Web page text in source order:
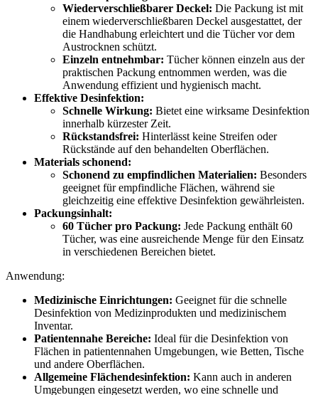
Wiederverschließbarer Deckel: Die Packung ist mit
einem wiederverschließbaren Deckel ausgestattet, der
die Handhabung erleichtert und die Tücher vor dem
Austrocknen schützt.
Einzeln entnehmbar: Tücher können einzeln aus der
praktischen Packung entnommen werden, was die
Anwendung effizient und hygienisch macht.
Effektive Desinfektion:
Schnelle Wirkung: Bietet eine wirksame Desinfektion
innerhalb kürzester Zeit.
Rückstandsfrei: Hinterlässt keine Streifen oder
Rückstände auf den behandelten Oberflächen.
Materials schonend:
Schonend zu empfindlichen Materialien: Besonders
geeignet für empfindliche Flächen, während sie
gleichzeitig eine effektive Desinfektion gewährleisten.
Packungsinhalt:
60 Tücher pro Packung: Jede Packung enthält 60
Tücher, was eine ausreichende Menge für den Einsatz
in verschiedenen Bereichen bietet.
Anwendung:
Medizinische Einrichtungen: Geeignet für die schnelle
Desinfektion von Medizinprodukten und medizinischem
Inventar.
Patientennahe Bereiche: Ideal für die Desinfektion von
Flächen in patientennahen Umgebungen, wie Betten, Tische
und andere Oberflächen.
Allgemeine Flächendesinfektion: Kann auch in anderen
Umgebungen eingesetzt werden, wo eine schnelle und